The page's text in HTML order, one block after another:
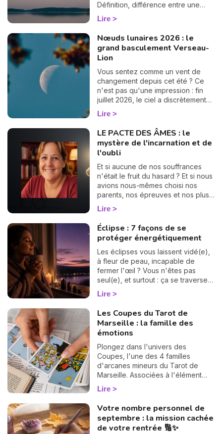
Définition, différence entre une
éclipse lunaire et solaire, influence
en astrologie et dates des éclipses
sujet.
Lire
Nœuds lunaires 2026 : le
grand basculement Verseau-
Lion
Vous sentez comme un vent de
changement depuis cet été ? Ce
n'est pas qu'une impression : fin
juillet 2026, le ciel a discrètement
tourné une grande page. Les
nœuds lunaires ont changé d'axe !
Le nœud nord quitte les Poissons
pour s'installer en Verseau,
pendant que le nœud sud passe
de la Vierge au Lion. Rassurez-
vous, pas besoin d'être astrologue
pour le ressentir : ce basculement,
qui n'arrive que tous les 18 mois
environ, vient rebattre en douceur
Et croyez-moi, vous allez adorer la
suite. 💫
Lire
LE PACTE DES ÂMES : le
mystère de l'incarnation et de
l'oubli
Et si aucune de nos souffrances
n'était le fruit du hasard ? Et si nous
avions nous-mêmes choisi nos
parents, nos épreuves et nos plus
grandes déchirures, bien avant
notre premier souffle ? C'est le
vertigineux mystère du « Pacte des
Âmes » que nous explore Vanesa
Vidente, voyante, tarologue et
médium reconnue sur Wengo. Forte
de nombreuses années
d'expérience et plébiscitée par sa
communauté — 2972 avis reçus,
ou très positifs —, elle est réputée
précises, idéales pour celles et
ceux qui souhaitent avancer sans
hésiter. Dans cet article, elle lève le
voile sur les raisons profondes de
notre incarnation.
Lire
Éclipse : 7 façons de se
protéger énergétiquement
Les éclipses vous laissent vidé(e),
à fleur de peau, incapable de
fermer l'œil ? Vous n'êtes pas
seul(e), et surtout : ça se traverse
en douceur. Voici 7 gestes simples
et bienveillants pour vous protéger
calme intérieur. 🛡️🌒
Lire
Les Coupes du Tarot de
Marseille : la famille des
émotions
Plongez dans l'univers des
Coupes, l'une des 4 familles
d'arcanes mineurs du Tarot de
Marseille. Associées à l'élément
Eau, ces 14 cartes éclairent votre
vie sentimentale, vos relations et
leur signification complète et ce
qu'elles révèlent dans votre tirage.
Lire
Votre nombre personnel de
septembre : la mission cachée
de votre rentrée 🔢✨